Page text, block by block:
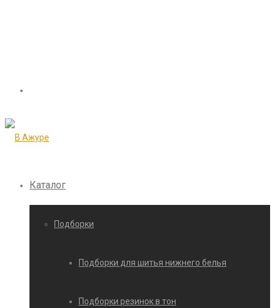
Каталог
Подборки
Подборки для шитья нижнего белья
Подборки резинок в тон